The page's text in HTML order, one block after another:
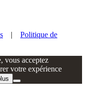
| Politique de
vous acceptez
votre expérience